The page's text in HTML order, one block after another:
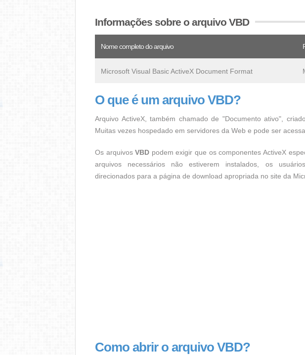
Informações sobre o arquivo VBD
Nome completo do arquivo
Microsoft Visual Basic ActiveX Document Format
O que é um arquivo VBD?
Arquivo ActiveX, também chamado de "Documento ativo",
Muitas vezes hospedado em servidores da Web e pode ser
Os arquivosVBD podem exigir que os componentes ActiveX
arquivos necessários não estiverem instalados, os
direcionados para a página de download apropriada no site da
Como abrir o arquivo VBD?